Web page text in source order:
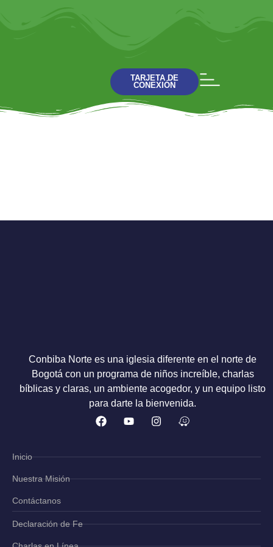
TARJETA DE
CONEXIÓN
Conbiba Norte es una iglesia diferente en el norte de
Bogotá con un programa de niños increíble, charlas
bíblicas y claras, un ambiente acogedor, y un equipo listo
para darte la bienvenida.
Inicio
Nuestra Misión
Contáctanos
Declaración de Fe